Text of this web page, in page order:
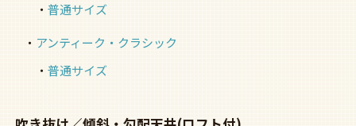
普通サイズ
アンティーク・クラシック
普通サイズ